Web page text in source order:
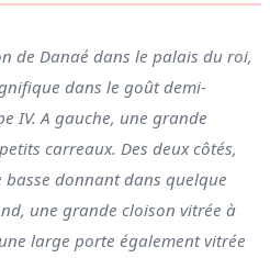
de Danaé dans le palais du roi,
dans le goût demi-
IV. A gauche, une grande
carreaux. Des deux côtés,
donnant dans quelque
une grande cloison vitrée à
large porte également vitrée